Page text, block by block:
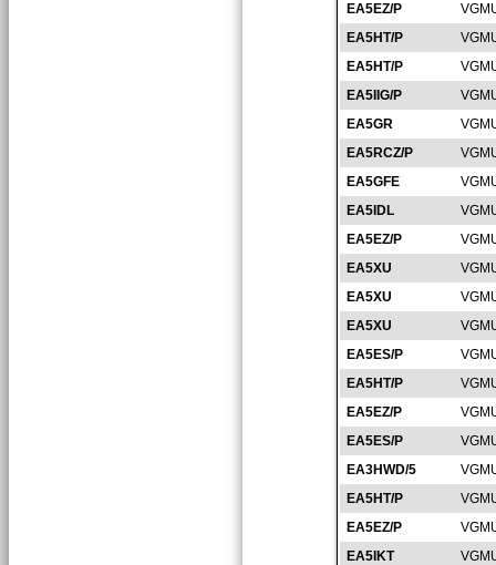
EA5EZ/P
EA5HT/P
EA5HT/P
EA5IIG/P
EA5GR
EA5RCZ/P
EA5GFE
EA5IDL
EA5EZ/P
EA5XU
EA5XU
EA5XU
EA5ES/P
EA5HT/P
EA5EZ/P
EA5ES/P
EA3HWD/5
EA5HT/P
EA5EZ/P
EA5IKT